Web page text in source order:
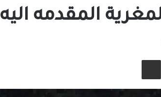
المقدمه اليه
مشاركة عبر البريد